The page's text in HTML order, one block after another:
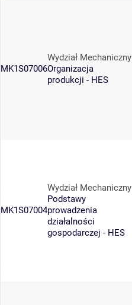
MK1S07006
Wydział Mechaniczny
Organizacja
produkcji - HES
MK1S07004
Wydział Mechaniczny
Podstawy
prowadzenia
działalności
gospodarczej - HES